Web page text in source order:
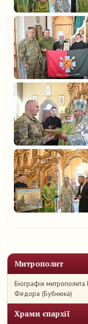
Митрополит
Біографія
Федора (Бубнюка)
Храми єпархії